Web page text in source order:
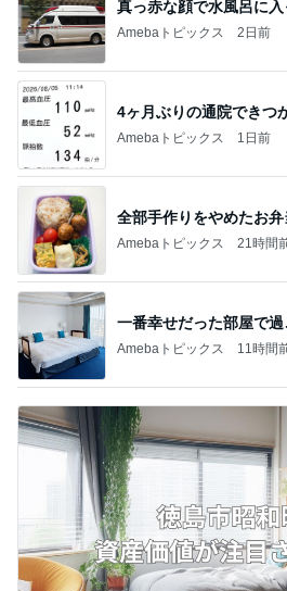
真っ赤な顔で水風呂に
Amebaトピックス 2日前
4ヶ月ぶりの通院できつ
Amebaトピックス 1日前
全部手作りをやめたお
Amebaトピックス 21時間
一番幸せだった部屋で
Amebaトピックス 11時間